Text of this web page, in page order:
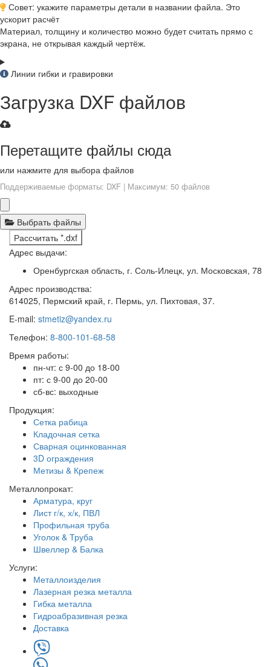
Совет: укажите параметры детали в названии файла. Это
ускорит расчёт
Материал, толщину и количество можно будет считать прямо с
экрана, не открывая каждый чертёж.
Линии гибки и гравировки
Загрузка DXF файлов
Перетащите файлы сюда
или нажмите для выбора файлов
Поддерживаемые форматы: DXF | Максимум: 50 файлов
Выбрать файлы
Рассчитать *.dxf
Адрес выдачи:
Оренбургская область, г. Соль-Илецк, ул. Московская, 78
Адрес производства:
614025, Пермский край, г. Пермь, ул. Пихтовая, 37.
E-mail: stmetiz@yandex.ru
Телефон: 8-800-101-68-58
Время работы:
пн-чт: с 9-00 до 18-00
пт: с 9-00 до 20-00
сб-вс: выходные
Продукция:
Сетка рабица
Кладочная сетка
Сварная оцинкованная
3D ограждения
Метизы & Крепеж
Металлопрокат:
Арматура, круг
Лист г/к, х/к, ПВЛ
Профильная труба
Уголок & Труба
Швеллер & Балка
Услуги:
Металлоизделия
Лазерная резка металла
Гибка металла
Гидроабразивная резка
Доставка